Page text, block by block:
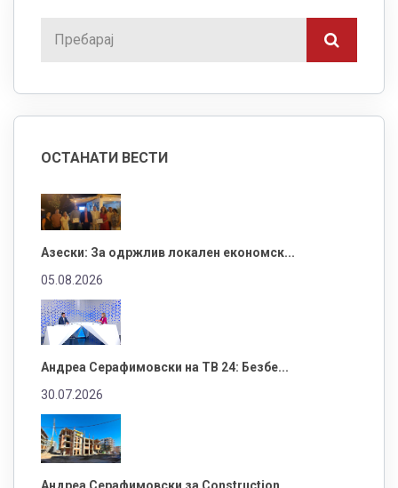
ОСТАНАТИ ВЕСТИ
Азески: За одржлив локален економск...
05.08.2026
Андреа Серафимовски на ТВ 24: Безбе...
30.07.2026
Андреа Серафимовски за Construction...